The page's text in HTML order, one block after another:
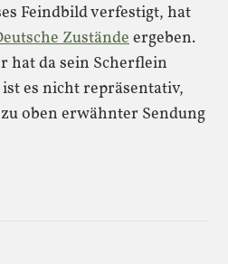
Feindbild verfestigt, hat
Zuständeergeben.
hat da sein Scherflein
es nicht repräsentativ,
zu oben erwähnter Sendung